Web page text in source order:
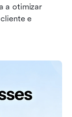
a otimizar
e